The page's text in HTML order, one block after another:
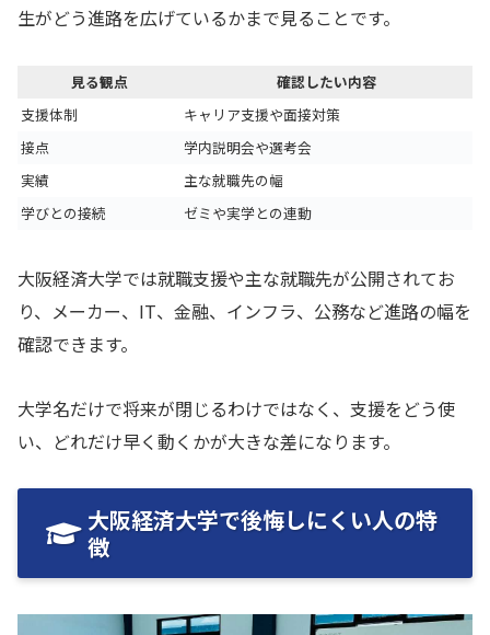
生がどう進路を広げているかまで見ることです。
見る観点
確認したい内容
支援体制
キャリア支援や面接対策
接点
学内説明会や選考会
実績
主な就職先の幅
学びとの接続
ゼミや実学との連動
大阪経済大学では就職支援や主な就職先が公開されてお
り、メーカー、IT、金融、インフラ、公務など進路の幅を
確認できます。
大学名だけで将来が閉じるわけではなく、支援をどう使
い、どれだけ早く動くかが大きな差になります。
大阪経済大学で後悔しにくい人の特
徴